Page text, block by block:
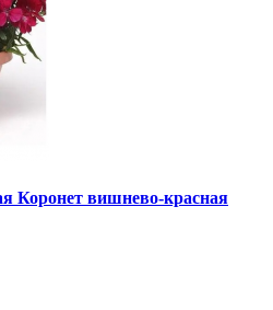
Коронет вишнево-красная